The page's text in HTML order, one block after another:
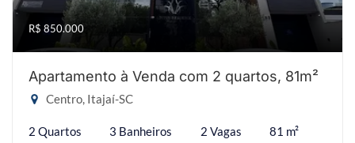
R$ 850.000
Apartamento à Venda com 2 quartos, 81m²
Centro, Itajaí-SC
2 Quartos 3 Banheiros 2 Vagas 81 m²